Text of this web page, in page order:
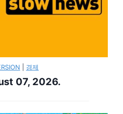
경제
07, 2026.